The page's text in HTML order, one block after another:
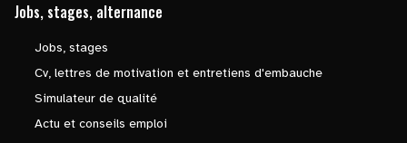
Jobs, stages, alternance
Jobs, stages
Cv, lettres de motivation et entretiens d'embauche
Simulateur de qualité
Actu et conseils emploi